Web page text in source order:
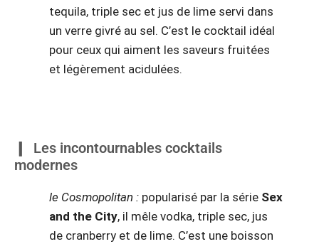
tequila, triple sec et jus de lime servi dans
un verre givré au sel. C’est le cocktail idéal
pour ceux qui aiment les saveurs fruitées
et légèrement acidulées.
Les incontournables cocktails
modernes
le Cosmopolitan : popularisé par la série Sex
and the City, il mêle vodka, triple sec, jus
de cranberry et de lime. C’est une boisson